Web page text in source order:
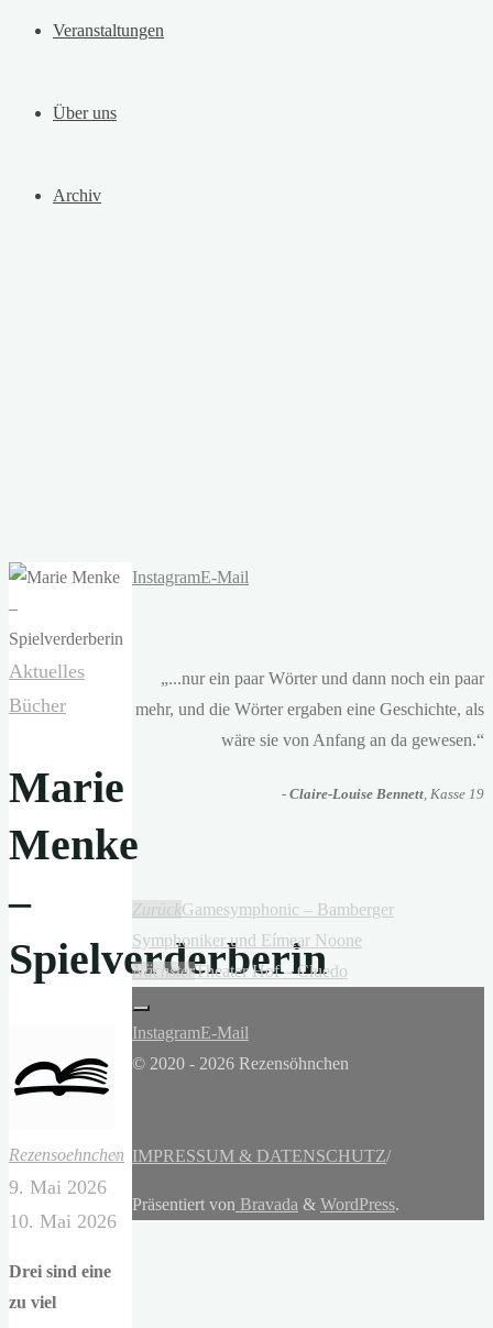
Veranstaltungen
Über uns
Archiv
Aktuelles
Bücher
Marie
Menke
–
Spielverderberin
Rezensoehnchen
9. Mai 2026
10. Mai 2026
Drei sind eine
zu viel
InstagramE-Mail
„...nur ein paar Wörter und dann noch ein paar
mehr, und die Wörter ergaben eine Geschichte, als
wäre sie von Anfang an da gewesen.“
- Claire-Louise Bennett, Kasse 19
ZurückGamesymphonic – Bamberger
Symphoniker und Eímear Noone
NächsterTheater Hof – Cluedo
InstagramE-Mail
© 2020 - 2026 Rezensöhnchen
IMPRESSUM & DATENSCHUTZ/
Präsentiert von Bravada & WordPress.